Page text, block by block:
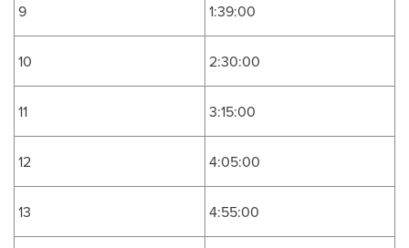
9 1:39:00
10 2:30:00
11 3:15:00
12 4:05:00
13 4:55:00